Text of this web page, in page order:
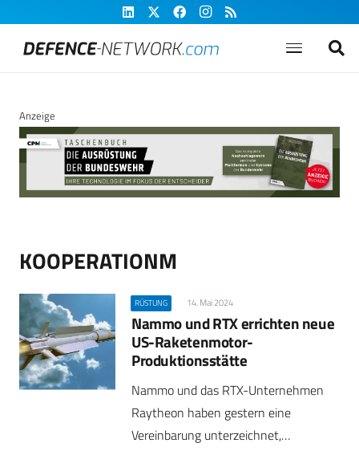
Anzeige
KOOPERATIONM
RÜSTUNG 14. Mai 2024
Nammo und RTX errichten neue
US-Raketenmotor-
Produktionsstätte
Nammo und das RTX-Unternehmen
Raytheon haben gestern eine
Vereinbarung unterzeichnet,…